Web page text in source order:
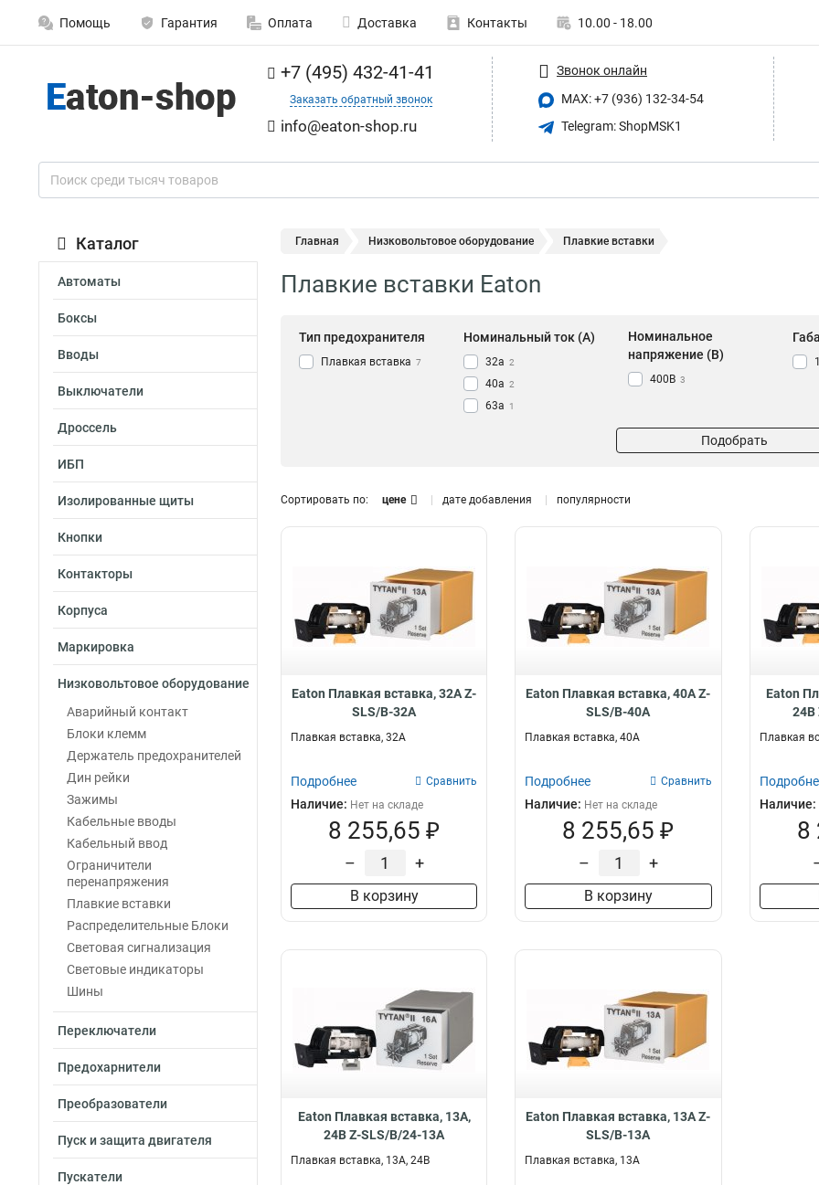
Помощь Гарантия Оплата Доставка Контакты 10.00 - 18.00
+7 (495) 432-41-41
Заказать обратный звонок
info@eaton-shop.ru
Звонок онлайн
MAX: +7 (936) 132-34-54
Telegram: ShopMSK1
Каталог
Автоматы
Боксы
Вводы
Выключатели
Дроссель
ИБП
Изолированные щиты
Кнопки
Контакторы
Корпуса
Маркировка
Низковольтовое оборудование
Аварийный контакт
Блоки клемм
Держатель предохранителей
Дин рейки
Зажимы
Кабельные вводы
Кабельный ввод
Ограничители
перенапряжения
Плавкие вставки
Распределительные Блоки
Световая сигнализация
Световые индикаторы
Шины
Переключатели
Предохарнители
Преобразователи
Пуск и защита двигателя
Пускатели
Главная Низковольтовое оборудование Плавкие вставки
Плавкие вставки Eaton
Тип предохранителя
Плавкая вставка 7
Номинальный ток (A)
32а 2
40а 2
63а 1
Номинальное
напряжение (В)
400B 3
1
Подобрать
Сортировать по: цене дате добавления популярности
Eaton Плавкая вставка, 32А Z-
SLS/B-32A
Плавкая вставка, 32А
Подробнее Сравнить
Наличие: Нет на складе
8 255,65 ₽
– +
В корзину
Eaton Плавкая вставка, 40А Z-
SLS/B-40A
Плавкая вставка, 40А
Подробнее Сравнить
Наличие: Нет на складе
8 255,65 ₽
– +
В корзину
Eaton
24В
Плавкая
Наличие:
8
Eaton Плавкая вставка, 13А,
24В Z-SLS/B/24-13A
Плавкая вставка, 13А, 24В
Eaton Плавкая вставка, 13А Z-
SLS/B-13A
Плавкая вставка, 13А